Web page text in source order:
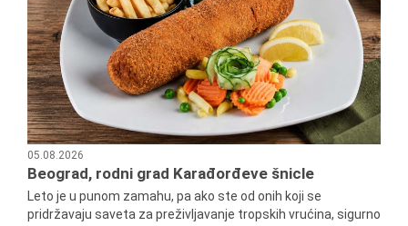
05.08.2026
Beograd, rodni grad Karađorđeve šnicle
Leto je u punom zamahu, pa ako ste od onih koji se
pridržavaju saveta za preživljavanje tropskih vrućina, sigurno